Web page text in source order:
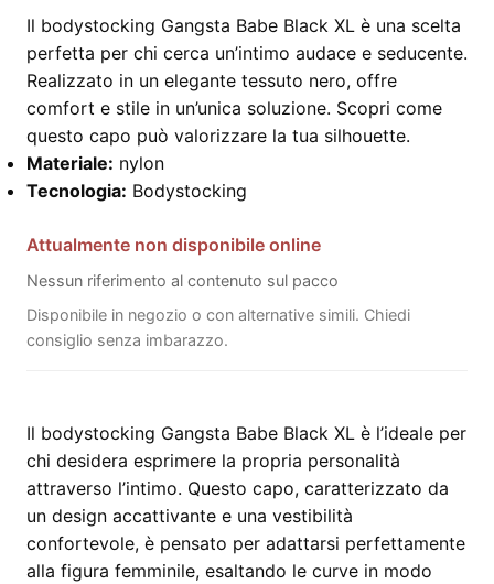
Il bodystocking Gangsta Babe Black XL è una scelta
perfetta per chi cerca un’intimo audace e seducente.
Realizzato in un elegante tessuto nero, offre
comfort e stile in un’unica soluzione. Scopri come
questo capo può valorizzare la tua silhouette.
Materiale: nylon
Tecnologia: Bodystocking
Attualmente non disponibile online
Nessun riferimento al contenuto sul pacco
Disponibile in negozio o con alternative simili. Chiedi
consiglio senza imbarazzo.
Il bodystocking Gangsta Babe Black XL è l’ideale per
chi desidera esprimere la propria personalità
attraverso l’intimo. Questo capo, caratterizzato da
un design accattivante e una vestibilità
confortevole, è pensato per adattarsi perfettamente
alla figura femminile, esaltando le curve in modo